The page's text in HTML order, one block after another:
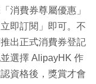
消費券尊屬優惠」
即訂閱」即可。不
出正式消費券登記
選擇 AlipayHK 作
資格後，獎賞才會